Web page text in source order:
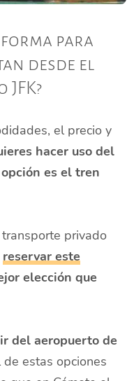
forma para
desde el
el precio y
hacer uso del
es el tren
privado
reservar este
elección que
del aeropuerto de
de estas opciones